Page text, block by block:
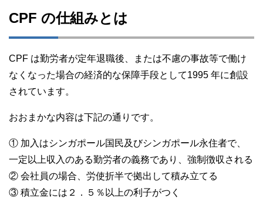
CPF の仕組みとは
CPF は勤労者が定年退職後、または不慮の事故等で働け
なくなった場合の経済的な保障手段として1995 年に創設
されています。
おおまかな内容は下記の通りです。
① 加入はシンガポール国民及びシンガポール永住者で、
一定以上収入のある勤労者の義務であり、強制徴収される
② 会社員の場合、労使折半で拠出して積み立てる
③ 積立金には２．５％以上の利子がつく